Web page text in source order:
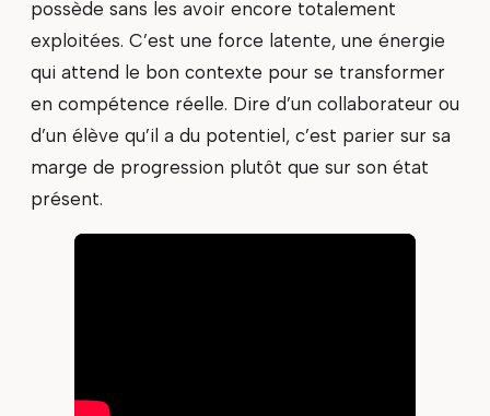
possède sans les avoir encore totalement
exploitées. C’est une force latente, une énergie
qui attend le bon contexte pour se transformer
en compétence réelle. Dire d’un collaborateur ou
d’un élève qu’il a du potentiel, c’est parier sur sa
marge de progression plutôt que sur son état
présent.